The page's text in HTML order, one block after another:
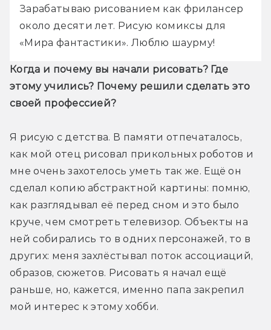
Зарабатываю рисованием как фрилансер
около десяти лет. Рисую комиксы для
«Мира фантастики». Люблю шаурму!
Когда и почему вы начали рисовать? Где
этому учились? Почему решили сделать это
своей профессией?
Я рисую с детства. В памяти отпечаталось,
как мой отец рисовал прикольных роботов и
мне очень захотелось уметь так же. Ещё он
сделал копию абстрактной картины: помню,
как разглядывал её перед сном и это было
круче, чем смотреть телевизор. Объекты на
ней собирались то в одних персонажей, то в
других: меня захлёстывал поток ассоциаций,
образов, сюжетов. Рисовать я начал ещё
раньше, но, кажется, именно папа закрепил
мой интерес к этому хобби.